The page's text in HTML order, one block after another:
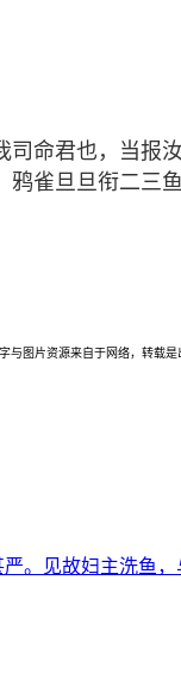
命君也，当报
雀旦旦衔二三
与图片资源来自于网络，转载
。见故妇主洗鱼